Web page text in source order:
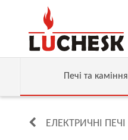
Печі та каміння
ЕЛЕКТРИЧНІ ПЕЧІ